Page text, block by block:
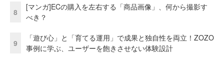
8
[マンガ]ECの購入を左右する「商品画像」、何から撮影す
べき？
9
「遊び心」と「育てる運用」で成果と独自性を両立！ZOZO
事例に学ぶ、ユーザーを飽きさせない体験設計